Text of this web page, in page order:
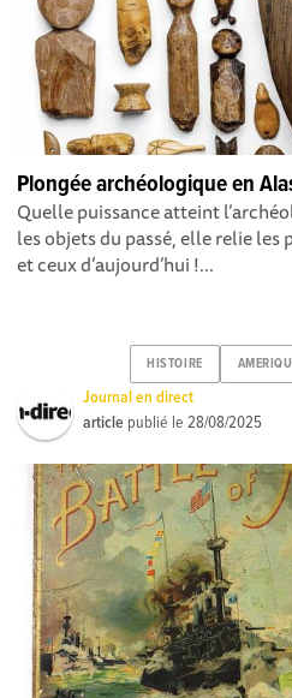
Plongée archéologique en
Quelle puissance atteint
les objets du passé, elle relie les
et ceux d’aujourd’hui !...
HISTOIRE
Journal en direct
article publié le28/08/2025